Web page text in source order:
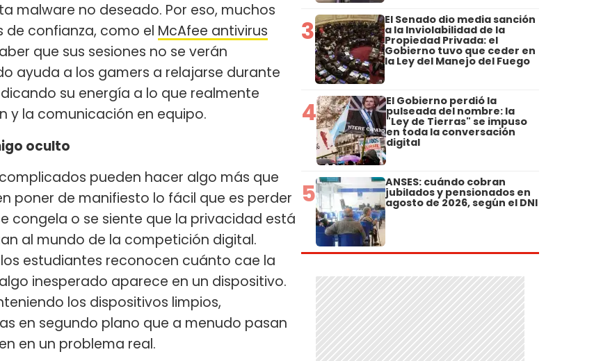
malware no deseado. Por eso, muchos
de confianza, como el McAfee antivirus
que sus sesiones no se verán
ayuda a los gamers a relajarse durante
su energía a lo que realmente
y la comunicación en equipo.
oculto
pueden hacer algo más que
poner de manifiesto lo fácil que es perder
congela o se siente que la privacidad está
al mundo de la competición digital.
estudiantes reconocen cuánto cae la
inesperado aparece en un dispositivo.
los dispositivos limpios,
en segundo plano que a menudo pasan
en un problema real.
3 El Senado dio media sanción
a la Inviolabilidad de la
Propiedad Privada: el
Gobierno tuvo que ceder en
la Ley del Manejo del Fuego
4 El Gobierno perdió la
pulseada del nombre: la
"Ley de Tierras" se impuso
en toda la conversación
digital
5 ANSES: cuándo cobran
jubilados y pensionados en
agosto de 2026, según el DNI